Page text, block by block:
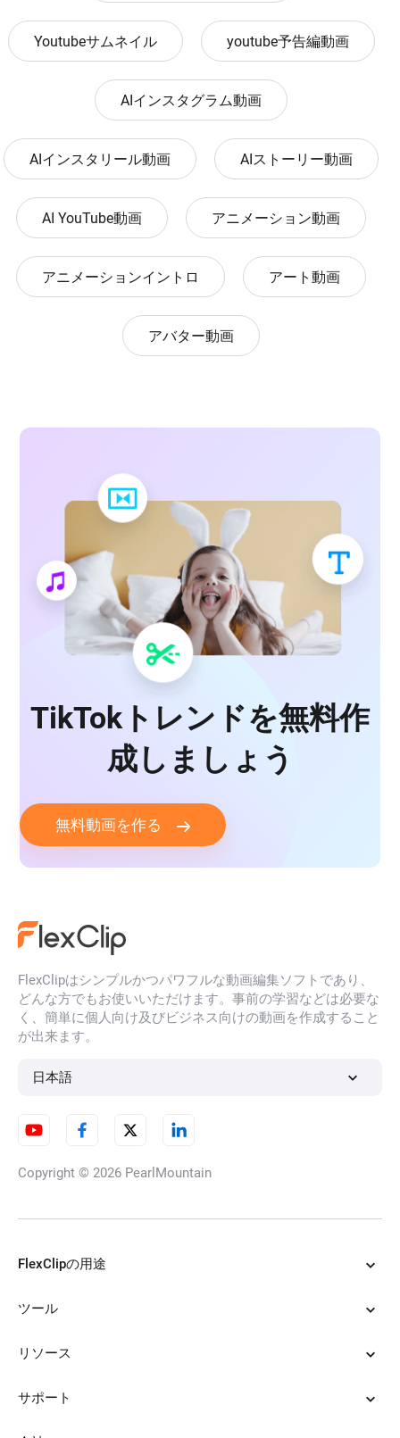
Youtubeサムネイル youtube予告編動画
AIインスタグラム動画
AIインスタリール動画 AIストーリー動画
AI YouTube動画 アニメーション動画
アニメーションイントロ アート動画
アバター動画
TikTokトレンドを無料作
成しましょう
無料動画を作る
FlexClipはシンプルかつパワフルな動画編集ソフトであり、
どんな方でもお使いいただけます。事前の学習などは必要な
く、簡単に個人向け及びビジネス向けの動画を作成すること
が出来ます。
日本語
Copyright © 2026 PearlMountain
FlexClipの用途
ツール
リソース
サポート